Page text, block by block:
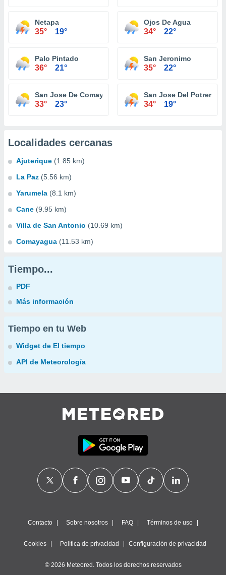
Netapa
35° 19°
Ojos De Agua
34° 22°
Palo Pintado
36° 21°
San Jeronimo
35° 22°
San Jose De Comayagua
33° 23°
San Jose Del Potrero
34° 19°
Localidades cercanas
Ajuterique (1.85 km)
La Paz (5.56 km)
Yarumela (8.1 km)
Cane (9.95 km)
Villa de San Antonio (10.69 km)
Comayagua (11.53 km)
Tiempo...
PDF
Más información
Tiempo en tu Web
Widget de El tiempo
API de Meteorología
Contacto Sobre nosotros FAQ Términos de uso
Cookies Política de privacidad Configuración de privacidad
© 2026 Meteored. Todos los derechos reservados